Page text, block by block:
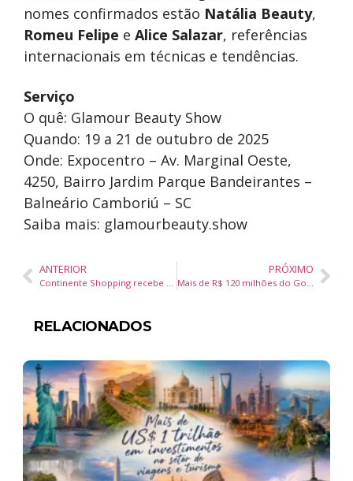
nomes confirmados estão Natália Beauty,
Romeu Felipe e Alice Salazar, referências
internacionais em técnicas e tendências.
Serviço
O quê: Glamour Beauty Show
Quando: 19 a 21 de outubro de 2025
Onde: Expocentro – Av. Marginal Oeste,
4250, Bairro Jardim Parque Bandeirantes –
Balneário Camboriú – SC
Saiba mais: glamourbeauty.show
ANTERIOR
Continente Shopping recebe maior encontro de Porsches da região
PRÓXIMO
Mais de R$ 120 milhões do Governo Lula garantem obras contra enchentes e deslizamentos em Balneário Camboriú e Camboriú
RELACIONADOS